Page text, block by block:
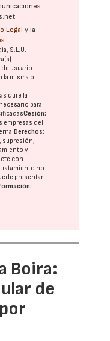
Legal y la
S.L.U.
usuario.
la misma o
dure la
para
Cesión:
empresas del
Derechos:
supresión,
y
con
no
presentar
Boira:
de